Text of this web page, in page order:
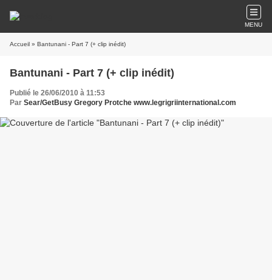
MENU
Accueil » Bantunani - Part 7 (+ clip inédit)
Bantunani - Part 7 (+ clip inédit)
Publié le 26/06/2010 à 11:53
Par Sear/GetBusy Gregory Protche www.legrigriinternational.com